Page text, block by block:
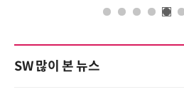
SW 많이 본 뉴스